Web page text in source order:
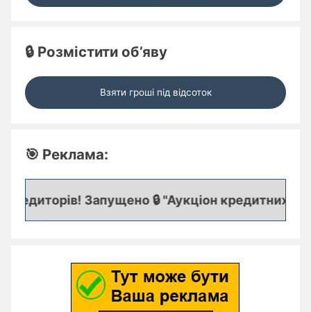
🔒 Розмістити об’яву
Взяти гроші під відсоток
🎯 Реклама:
Запущено 🔒 "Аукціон кредитних